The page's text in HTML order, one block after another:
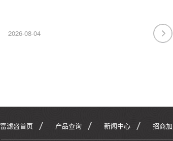
2026-08-04
富滤盛首页 产品查询 新闻中心 招商